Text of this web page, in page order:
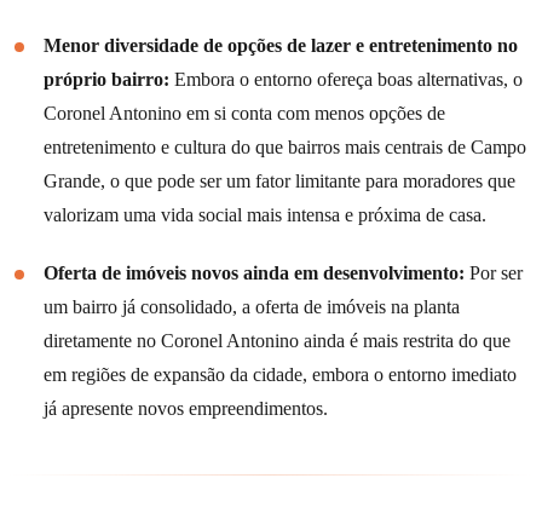
Menor diversidade de opções de lazer e entretenimento no
próprio bairro: Embora o entorno ofereça boas alternativas, o
Coronel Antonino em si conta com menos opções de
entretenimento e cultura do que bairros mais centrais de Campo
Grande, o que pode ser um fator limitante para moradores que
valorizam uma vida social mais intensa e próxima de casa.
Oferta de imóveis novos ainda em desenvolvimento: Por ser
um bairro já consolidado, a oferta de imóveis na planta
diretamente no Coronel Antonino ainda é mais restrita do que
em regiões de expansão da cidade, embora o entorno imediato
já apresente novos empreendimentos.